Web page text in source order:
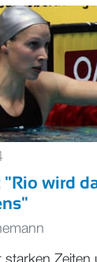
"Rio wird
starken Zeiten